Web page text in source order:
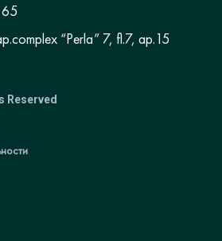
“Perla” 7, fl.7, ap.15
Reserved